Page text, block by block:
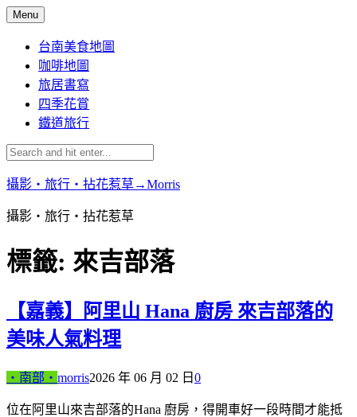
Skip
to
content
Menu
台南美食地圖
咖啡地圖
旅居書寫
四季花賞
鐵道旅行
攝影‧旅行‧拈花惹草→Morris
攝影‧旅行‧拈花惹草
標籤: 來吉部落
【嘉義】阿里山 Hana 廚房 來吉部落的
美味人氣料理
‧南部‧ morris2026 年 06 月 02 日 0
位在阿里山來吉部落的Hana 廚房，得開車好一段時間才能抵